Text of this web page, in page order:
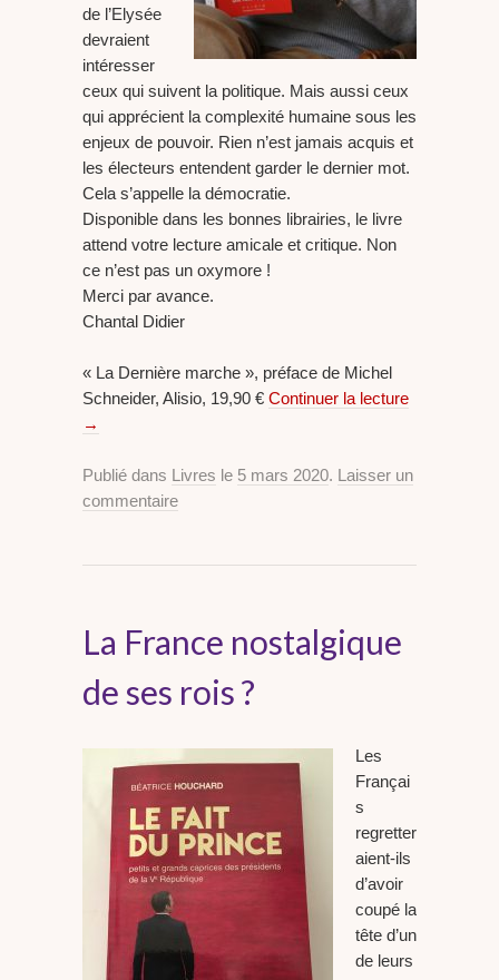
de l’Elysée
devraient
intéresser
ceux qui suivent la politique. Mais aussi ceux
qui apprécient la complexité humaine sous les
enjeux de pouvoir. Rien n’est jamais acquis et
les électeurs entendent garder le dernier mot.
Cela s’appelle la démocratie.
Disponible dans les bonnes librairies, le livre
attend votre lecture amicale et critique. Non
ce n’est pas un oxymore !
Merci par avance.
Chantal Didier
« La Dernière marche », préface de Michel
Schneider, Alisio, 19,90 € Continuer la lecture
→
Publié dans Livres le 5 mars 2020. Laisser un
commentaire
La France nostalgique
de ses rois ?
Les
Françai
s
regretter
aient-ils
d’avoir
coupé la
tête d’un
de leurs